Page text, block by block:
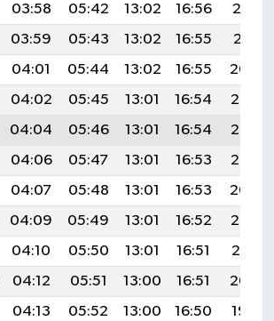
03:58 05:42 13:02 16:56
20:12
03:59 05:43 13:02 16:55
20:11
04:01 05:44 13:02 16:55
20:09
04:02 05:45 13:01 16:54
20:08
04:04 05:46 13:01 16:54
20:07
04:06 05:47 13:01 16:53
20:05
04:07 05:48 13:01 16:53
20:04
04:09 05:49 13:01 16:52
20:03
04:10 05:50 13:01 16:51
20:01
04:12 05:51 13:00 16:51
20:00
04:13 05:52 13:00 16:50
19:59